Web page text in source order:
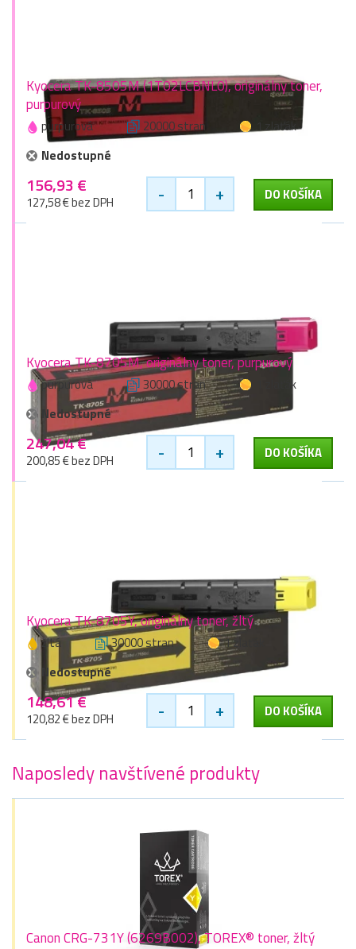
Kyocera TK-8505M (1T02LCBNL0), originálny toner,
purpurový
purpurová 20000 stran
1 zlaťák
Nedostupné
156,93 €
127,58 € bez DPH - + DO KOŠÍKA
Kyocera TK-8705M, originálny toner, purpurový
purpurová 30000 stran
1 zlaťák
Nedostupné
247,04 €
200,85 € bez DPH - + DO KOŠÍKA
Kyocera TK-8705Y, originálny toner, žltý
žltá 30000 stran
1 zlaťák
Nedostupné
148,61 €
120,82 € bez DPH - + DO KOŠÍKA
Naposledy navštívené produkty
Canon CRG-731Y (6269B002), TOREX® toner, žltý